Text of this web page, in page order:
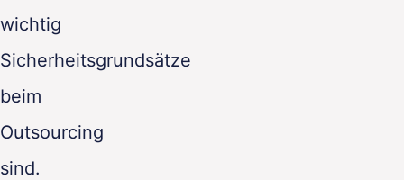
wichtig
Sicherheitsgrundsätze
beim
Outsourcing
sind.